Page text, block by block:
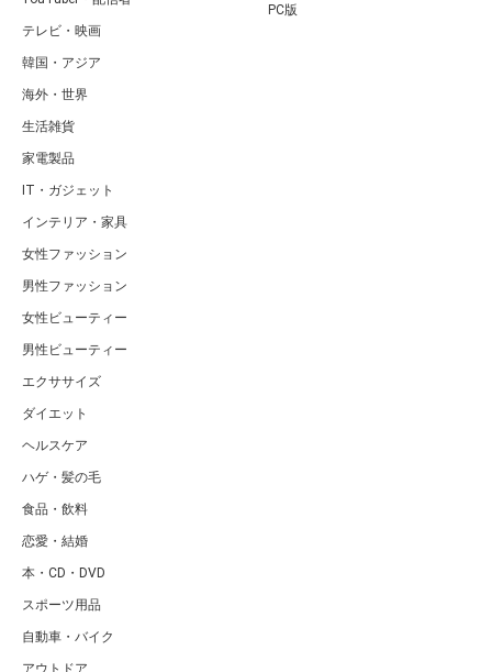
テレビ・映画
韓国・アジア
海外・世界
生活雑貨
家電製品
IT・ガジェット
インテリア・家具
女性ファッション
男性ファッション
女性ビューティー
男性ビューティー
エクササイズ
ダイエット
ヘルスケア
ハゲ・髪の毛
食品・飲料
恋愛・結婚
本・CD・DVD
スポーツ用品
自動車・バイク
アウトドア
PC版